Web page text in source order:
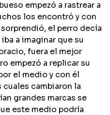
empezó a rastrear a
los encontró y con
el perro decía
a imaginar que su
fuera el mejor
empezó a replicar su
el medio y con él
cambiaron la
grandes marcas se
este medio podría